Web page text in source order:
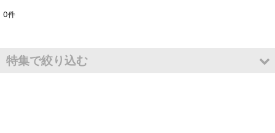
並び順:
0件
特集で絞り込む